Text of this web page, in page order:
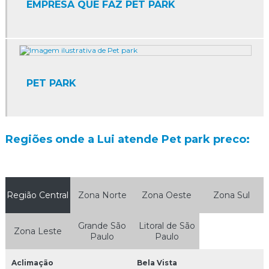
Agência de marketing promocional sp
Agência de promoção de vendas
Agência de promoções e eventos sp
Agência de promotores sp
Agência de recepcionistas para eventos sp
Agência de trade marketing
Agência de trade marketing em sp
EMPRESA QUE FAZ PET PARK
PET PARK
Regiões onde a Lui atende Pet park preco:
Região Central Zona Norte Zona Oeste Zona Sul
Zona Leste
Grande São
Paulo
Litoral de São
Paulo
Aclimação Bela Vista